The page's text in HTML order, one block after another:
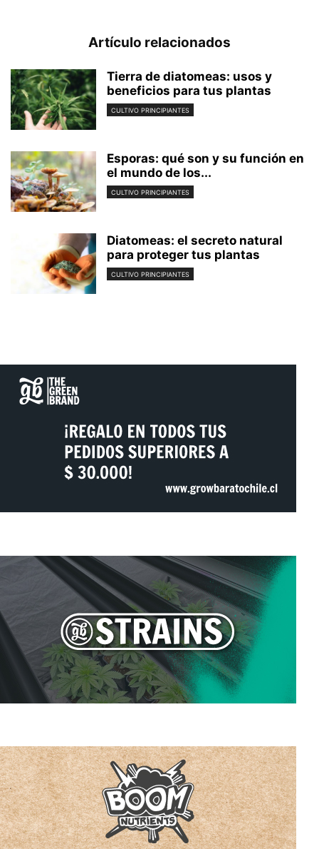
Artículo relacionados
Tierra de diatomeas: usos y
beneficios para tus plantas
CULTIVO PRINCIPIANTES
Esporas: qué son y su función en
el mundo de los...
CULTIVO PRINCIPIANTES
Diatomeas: el secreto natural
para proteger tus plantas
CULTIVO PRINCIPIANTES